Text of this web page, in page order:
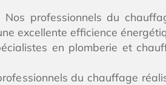
Nos professionnels du
excellente efficience
en plomberie et
du chauffage